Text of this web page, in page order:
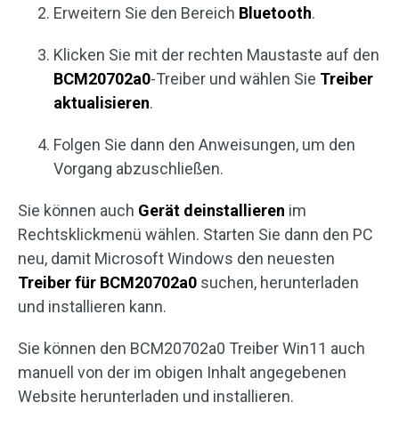
Erweitern Sie den Bereich Bluetooth.
Klicken Sie mit der rechten Maustaste auf den
BCM20702a0-Treiber und wählen Sie Treiber
aktualisieren.
Folgen Sie dann den Anweisungen, um den
Vorgang abzuschließen.
Sie können auch Gerät deinstallieren im
Rechtsklickmenü wählen. Starten Sie dann den PC
neu, damit Microsoft Windows den neuesten
Treiber für BCM20702a0 suchen, herunterladen
und installieren kann.
Sie können den BCM20702a0 Treiber Win11 auch
manuell von der im obigen Inhalt angegebenen
Website herunterladen und installieren.